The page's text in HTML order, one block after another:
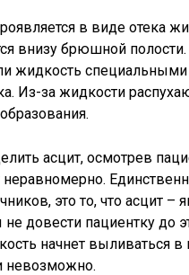
в виде отека
внизу брюшной
жидкость специальными
Из-за жидкости
асцит, осмотрев
неравномерно.
это то, что асцит
довести пациентку до
начнет выливаться в
невозможно.